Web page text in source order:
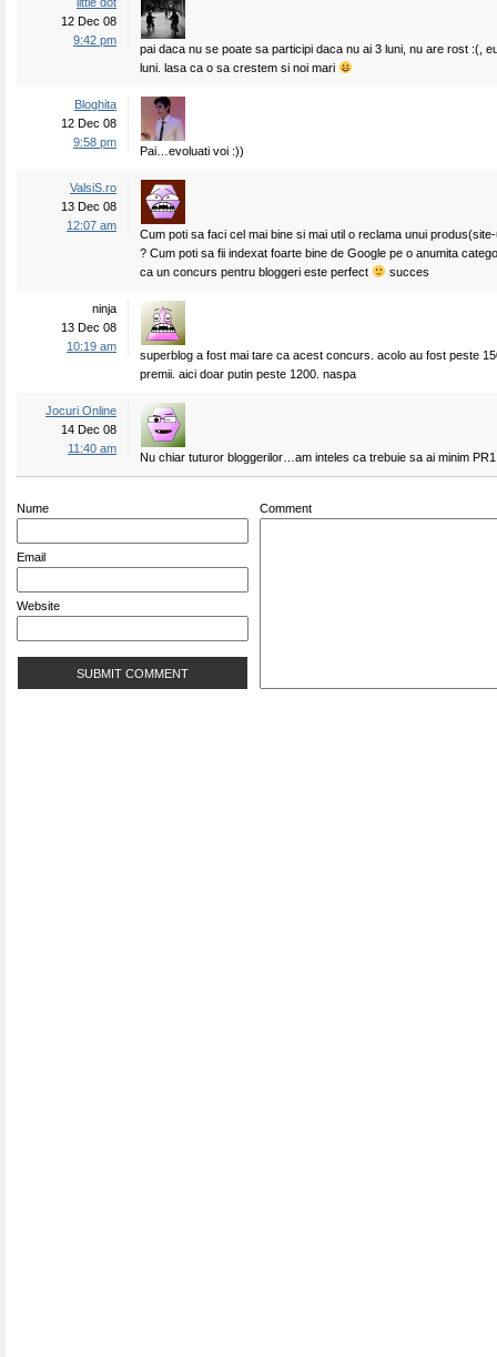
12 Dec 08
9:42 pm
pai daca nu se poate sa participi daca nu ai 3 luni, nu are rost :(,
luni. lasa ca o sa crestem si noi mari
Bloghita
12 Dec 08
9:58 pm
Pai…evoluati voi :))
ValsiS.ro
13 Dec 08
12:07 am
Cum poti sa faci cel mai bine si mai util o reclama unui
? Cum poti sa fii indexat foarte bine de Google pe o anumita
ca un concurs pentru bloggeri este perfect
succes
ninja
13 Dec 08
10:19 am
superblog a fost mai tare ca acest concurs. acolo au fost peste
premii. aici doar putin peste 1200. naspa
Jocuri Online
14 Dec 08
11:40 am
Nu chiar tuturor bloggerilor…am inteles ca trebuie sa ai minim PR1
Nume
Email
Website
Comment